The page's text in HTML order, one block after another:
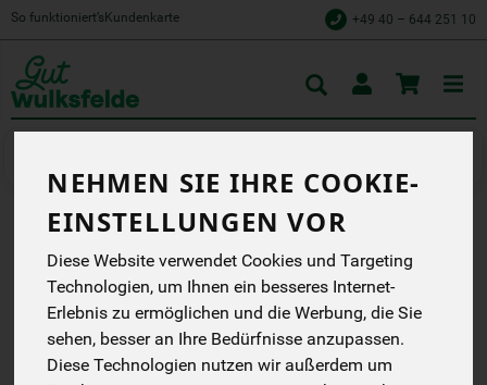
NEHMEN SIE IHRE COOKIE-
EINSTELLUNGEN VOR
Diese Website verwendet Cookies und Targeting
Technologien, um Ihnen ein besseres Internet-
Erlebnis zu ermöglichen und die Werbung, die Sie
sehen, besser an Ihre Bedürfnisse anzupassen.
Diese Technologien nutzen wir außerdem um
So funktioniert’s Kundenkarte +49 40 – 644 251 10
LEBERWURST GROB MIT
KRÄUTERN WULKSFELDE
Gut Wulksfelde
DB
Toggle
cart